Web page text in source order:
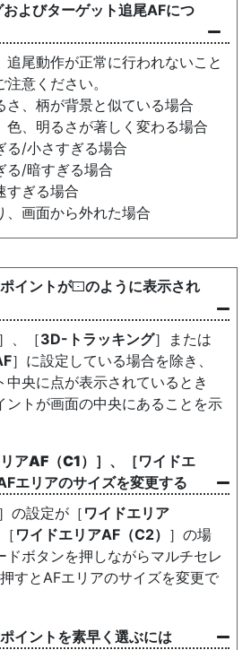
よびターゲット追尾AFにつ
追尾動作が正常に行われないこと
意ください。
さ、柄が背景と似ている場合
色、明るさが著しく変わる場合
る/小さすぎる場合
る/暗すぎる場合
すぎる場合
、画面から外れた場合
イントがsのように表示され
］、［3D-トラッキング］または
］に設定している場合を除き、
中央に点が表示されているとき
ントが画面の中央にあることを示
アAF（C1） ］、［ワイドエ
エリアのサイズを変更する
］の設定が［ ワイドエリア
ワイドエリアAF（C2） ］の場
ドボタンを押しながらマルチセレ
すとAFエリアのサイズを変更で
イントを素早く選ぶには